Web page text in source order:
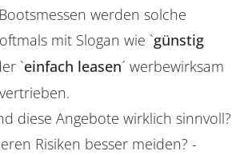
werden solche
mit Slogan wie `günstig
`einfach leasen´ werbewirksam
diese Angebote wirklich sinnvoll?
Risiken besser meiden? -